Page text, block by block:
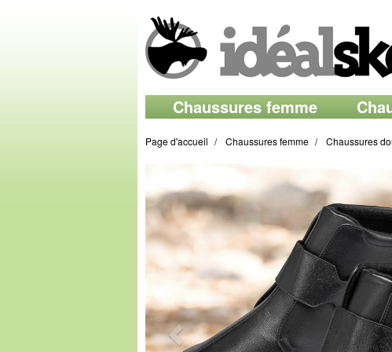
Chaussures femme
Page d'accueil Chaussures femme Chaussures